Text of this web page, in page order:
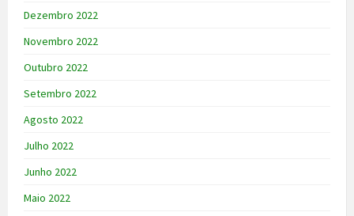
Dezembro 2022
Novembro 2022
Outubro 2022
Setembro 2022
Agosto 2022
Julho 2022
Junho 2022
Maio 2022